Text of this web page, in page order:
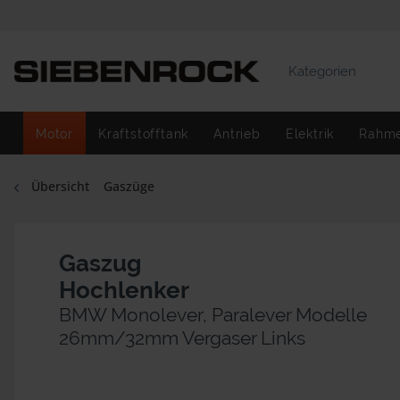
Kategorien
Motor Kraftstofftank Antrieb Elektrik
Übersicht Gaszüge
Gaszug
Hochlenker
BMW Monolever, Paralever Modelle
26mm/32mm Vergaser Links